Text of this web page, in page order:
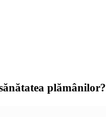
plămânilor?